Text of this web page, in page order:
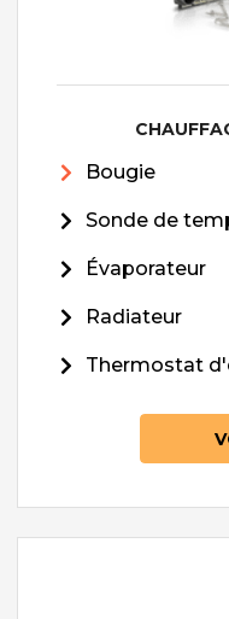
Bougie
Sonde de
Évaporateur
Radiateur
Thermostat